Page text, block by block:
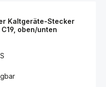
Kaltgeräte-Stecker
oben/unten